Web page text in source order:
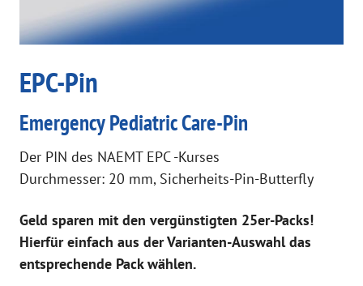
EPC-Pin
Emergency Pediatric Care-Pin
Der PIN des NAEMT EPC -Kurses
Durchmesser: 20 mm, Sicherheits-Pin-Butterfly
Geld sparen mit den vergünstigten 25er-Packs!
Hierfür einfach aus der Varianten-Auswahl das
entsprechende Pack wählen.